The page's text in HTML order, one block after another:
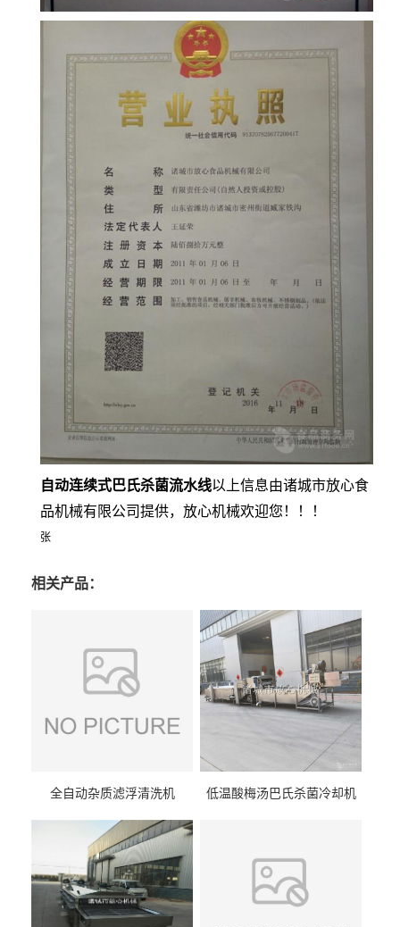
自动连续式巴氏杀菌流水线以上信息由诸城市放心食
品机械有限公司提供，放心机械欢迎您！！！
张
相关产品：
全自动杂质滤浮清洗机 低温酸梅汤巴氏杀菌冷却机